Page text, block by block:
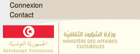
Connexion
Contact